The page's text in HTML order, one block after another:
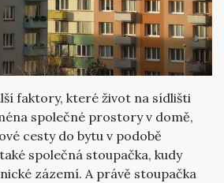
faktory, které život na sídlišti
společné prostory v domě,
cesty do bytu v podobě
společná stoupačka, kudy
zázemí. A právě stoupačka